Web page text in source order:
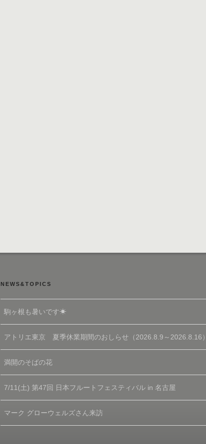
NEWS&TOPICS
駒ヶ根も暑いです☀
アトリエ東京 夏季休業期間のおしらせ（2026.8.9～2026.8.16）
満開のそばの花
7/11(土) 第47回 日本フルートフェスティバル in 名古屋
マーク グローウェルズさん来訪